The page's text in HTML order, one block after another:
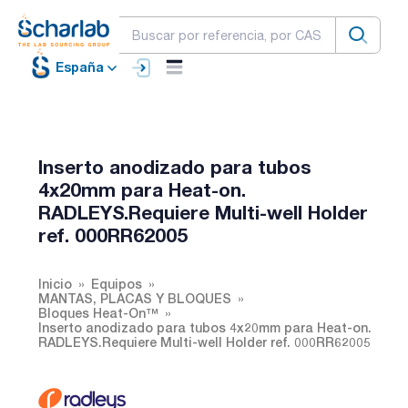
España
Inserto anodizado para tubos
4x20mm para Heat-on.
RADLEYS.Requiere Multi-well Holder
ref. 000RR62005
Inicio
Equipos
MANTAS, PLACAS Y BLOQUES
Bloques Heat-On™
Inserto anodizado para tubos 4x20mm para Heat-on.
RADLEYS.Requiere Multi-well Holder ref. 000RR62005